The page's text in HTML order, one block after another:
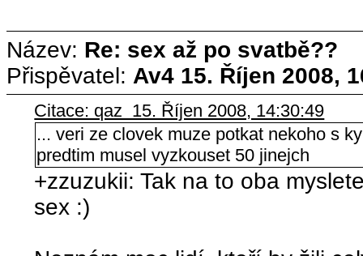
Název: Re: sex až po svatbě??
Přispěvatel: Av4 15. Říjen 2008,
Citace: qaz 15. Říjen 2008, 14:30:49
... veri ze clovek muze potkat nekoho s
predtim musel vyzkouset 50 jinejch
+zzuzukii: Tak na to oba
sex :)